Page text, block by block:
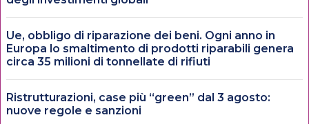
Ue, obbligo di riparazione dei beni. Ogni anno in
Europa lo smaltimento di prodotti riparabili genera
circa 35 milioni di tonnellate di rifiuti
Ristrutturazioni, case più “green” dal 3 agosto:
nuove regole e sanzioni